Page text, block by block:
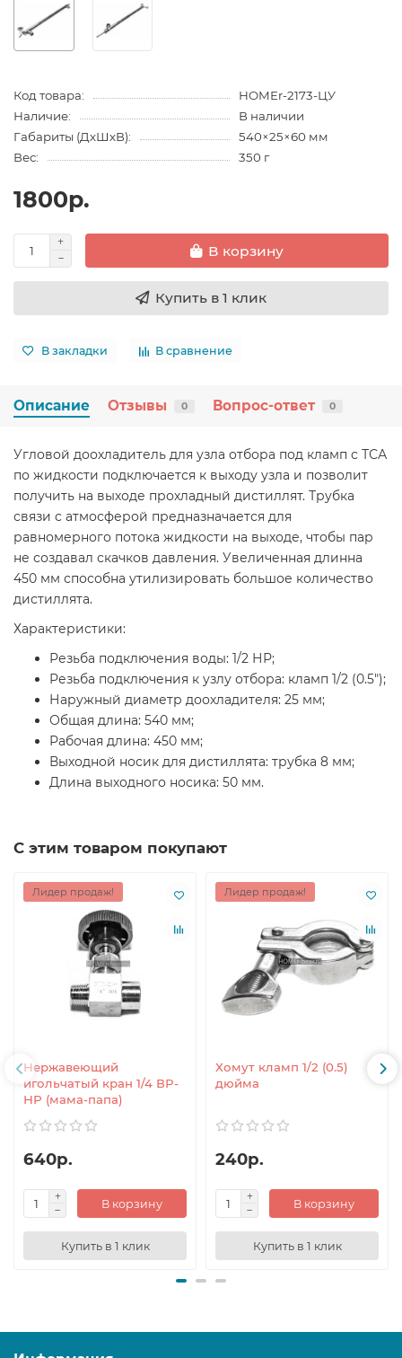
Код товара:
HOMEr-2173-ЦУ
Наличие:
В наличии
Габариты (ДхШхВ):
540×25×60 мм
Вес:
350 г
1800р.
В корзину
Купить в 1 клик
В закладки В сравнение
Описание Отзывы 0 Вопрос-ответ 0
Угловой доохладитель для узла отбора под кламп с ТСА
по жидкости подключается к выходу узла и позволит
получить на выходе прохладный дистиллят. Трубка
связи с атмосферой предназначается для
равномерного потока жидкости на выходе, чтобы пар
не создавал скачков давления. Увеличенная длинна
450 мм способна утилизировать большое количество
дистиллята.
Характеристики:
Резьба подключения воды: 1/2 НР;
Резьба подключения к узлу отбора: кламп 1/2 (0.5");
Наружный диаметр доохладителя: 25 мм;
Общая длина: 540 мм;
Рабочая длина: 450 мм;
Выходной носик для дистиллята: трубка 8 мм;
Длина выходного носика: 50 мм.
С этим товаром покупают
Лидер продаж!
Нержавеющий
игольчатый кран 1/4 ВР-
НР (мама-папа)
640р.
В корзину
Купить в 1 клик
Лидер продаж!
Хомут кламп 1/2 (0.5)
дюйма
240р.
В корзину
Купить в 1 клик